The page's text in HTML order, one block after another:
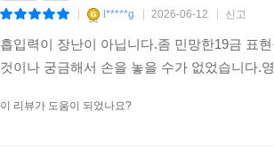
l*****g 2026-06-12 신고
흡입력이 장난이 아닙니다.좀 민망한19금 표
것이나 궁금해서 손을 놓을 수가 없었습니다.
이 리뷰가 도움이 되었나요?